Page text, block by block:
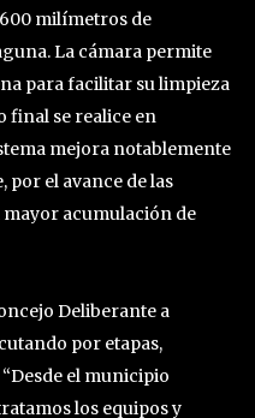
milímetros de
La cámara permite
para facilitar su limpieza
final se realice en
mejora notablemente
por el avance de las
acumulación de
Deliberante a
por etapas,
el municipio
los equipos y